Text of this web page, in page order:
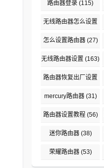
路由器登录 (115)
无线路由器怎么设置
(137)
怎么设置路由器(27)
无线路由器设置 (163)
路由器恢复出厂设置
(64)
mercury路由器(31)
路由器设置教程(56)
迷你路由器(38)
荣耀路由器(53)